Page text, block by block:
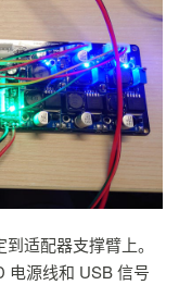
适配器支撑臂上。
电源线和 USB 信号